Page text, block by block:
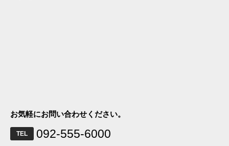
お気軽にお問い合わせください。
TEL 092-555-6000